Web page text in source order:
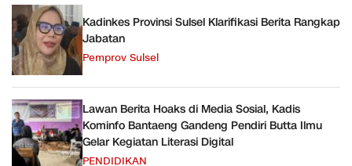
Kadinkes Provinsi Sulsel Klarifikasi Berita Rangkap
Jabatan
Pemprov Sulsel
Lawan Berita Hoaks di Media Sosial, Kadis
Kominfo Bantaeng Gandeng Pendiri Butta Ilmu
Gelar Kegiatan Literasi Digital
PENDIDIKAN